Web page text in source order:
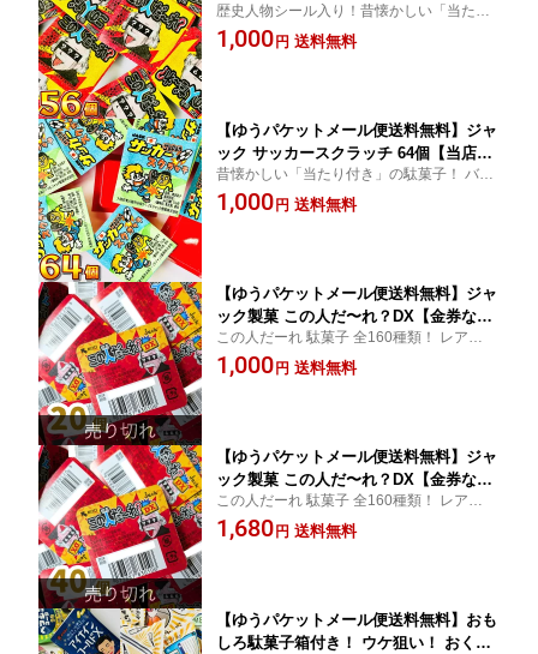
り券の交換は行っておりません】【 お
祭り イベント お菓子 お試し ポイント
歴史人物シール入り！昔懐かしい「当たり
付き」の駄菓子！ バラまきなどイベント時
にオススメ！【販促品 お祭り 景品 縁日 駄
1,000 円 送料無料
【ゆうパケットメール便送料無料】ジャ
ック サッカースクラッチ 64個【当店で
あたり券の交換は行っておりません】【
お祭り イベント お菓子 お試し ポイン
昔懐かしい「当たり付き」の駄菓子！ バラ
まきなどイベント時にオススメ！【販促品
お祭り 景品 縁日 駄菓子 ギフト お菓子 ギフ
1,000 円 送料無料
【ゆうパケットメール便送料無料】ジャ
ック製菓 この人だ〜れ？DX【金券な
し】 ソーダミンツ味 20個【 お祭り イ
ベント お菓子 お試し ポイント消化 チ
この人だーれ 駄菓子 全160種類！ レアバー
ジョンあり！ 【ランダムに入っているので
選べません】【販促品 お祭り 景品 縁日 駄
1,000 円 送料無料
【ゆうパケットメール便送料無料】ジャ
ック製菓 この人だ〜れ？DX【金券な
し】 ソーダミンツ味 40個【 お祭り イ
ベント お菓子 お試し ポイント消化 チ
この人だーれ 駄菓子 全160種類！ レアバー
ジョンあり！ 【ランダムに入っているので
選べません】【販促品 お祭り 景品 縁日 駄
1,680 円 送料無料
【ゆうパケットメール便送料無料】おも
しろ駄菓子箱付き！ ウケ狙い！ おくす